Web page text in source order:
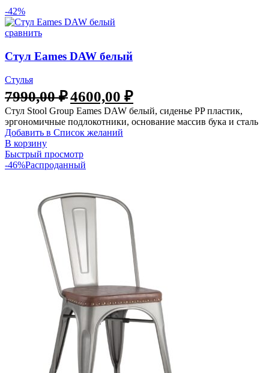
-42%
сравнить
Стул Eames DAW белый
Стулья
7990,00₽4600,00 ₽
Стул Stool Group Eames DAW белый, сиденье PP пластик,
эргономичные подлокотники, основание массив бука и сталь
Добавить в Список желаний
В корзину
Быстрый просмотр
-46%Распроданный